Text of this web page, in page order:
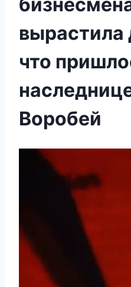
вырастила
что
Воробей